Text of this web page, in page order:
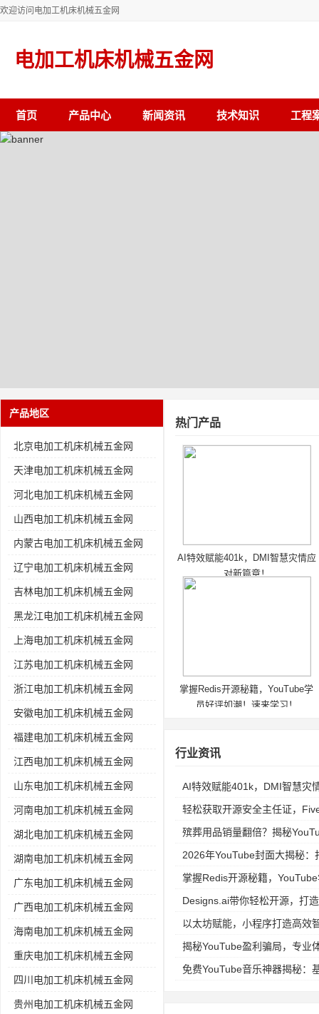
欢迎访问电加工机床机械五金网
电加工机床机械五金网
首页 产品中心 新闻资讯 技术知识 工程
产品地区
北京电加工机床机械五金网
天津电加工机床机械五金网
河北电加工机床机械五金网
山西电加工机床机械五金网
内蒙古电加工机床机械五金网
辽宁电加工机床机械五金网
吉林电加工机床机械五金网
黑龙江电加工机床机械五金网
上海电加工机床机械五金网
江苏电加工机床机械五金网
浙江电加工机床机械五金网
安徽电加工机床机械五金网
福建电加工机床机械五金网
江西电加工机床机械五金网
山东电加工机床机械五金网
河南电加工机床机械五金网
湖北电加工机床机械五金网
湖南电加工机床机械五金网
广东电加工机床机械五金网
广西电加工机床机械五金网
海南电加工机床机械五金网
重庆电加工机床机械五金网
四川电加工机床机械五金网
贵州电加工机床机械五金网
热门产品
AI特效赋能401k，DMI智慧灾情应
对新篇章！
掌握Redis开源秘籍，YouTube学
员好评如潮！速来学习！
行业资讯
AI特效赋能401k，DMI智慧灾
轻松获取开源安全主任证，
殡葬用品销量翻倍？揭秘
2026年YouTube封面大揭秘
掌握Redis开源秘籍，
Designs.ai带你轻松开源，打
以太坊赋能，小程序打造高效
揭秘YouTube盈利骗局，专业
免费YouTube音乐神器揭秘：